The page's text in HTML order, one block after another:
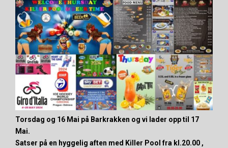
Torsdag og 16 Mai på Barkrakken og vi lader opp til 17
Mai.
Satser på en hyggelig aften med Killer Pool fra kl.20.00 ,